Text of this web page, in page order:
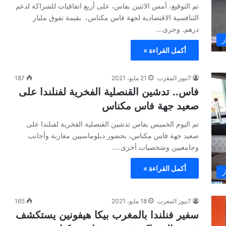
تم التوقيع، أمس الاثنين بفاس، على أربع اتفاقيات للشراكة لدعم
التنافسية الاقتصادية لجهة فاس مكناس، بقيمة تفوق مليار
درهم. وجرى…
أكمل القراءة »
7نيوز المغرب 21 مايو، 2021 187
فاس.. تدشين القنصلية الفخرية لفنلندا على
صعيد جهة فاس مكناس
تم اليوم الخميس بفاس تدشين القنصلية الفخرية لفنلندا على
صعيد جهة فاس مكناس، بحضور دبلوماسيين مغاربة وأجانب
وجامعيين وشخصيات أخرى.…
أكمل القراءة »
7نيوز المغرب 18 مايو، 2021 165
سفير فنلندا بالمغرب بيكا هيفونين يستكشف